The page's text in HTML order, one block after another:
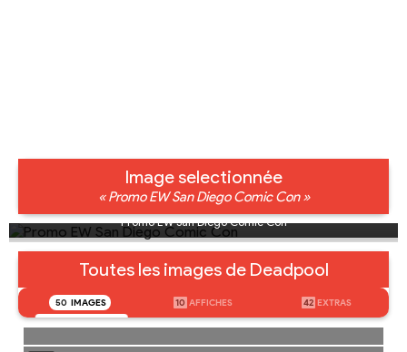
Image selectionnée
« Promo EW San Diego Comic Con »
Promo EW San Diego Comic Con
Toutes les images de Deadpool
50 IMAGES 10 AFFICHES 42 EXTRAS